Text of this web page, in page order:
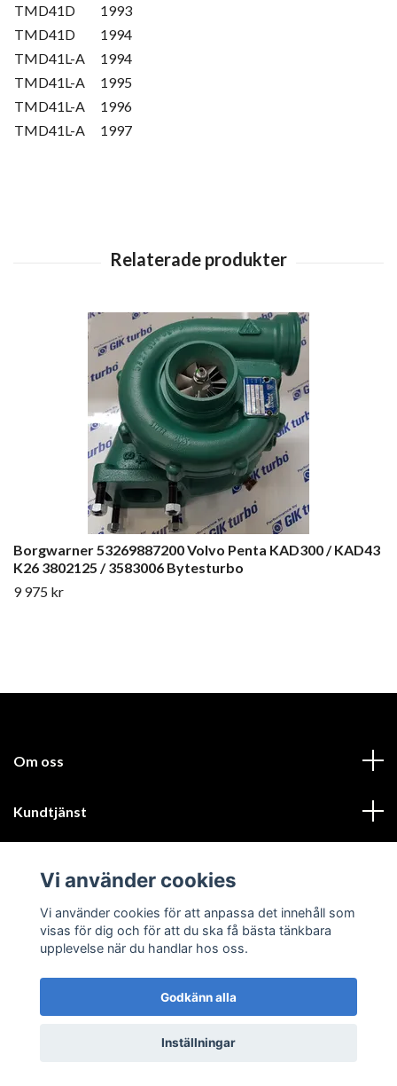
TMD41D
1993
TMD41D
1994
TMD41L-A
1994
TMD41L-A
1995
TMD41L-A
1996
TMD41L-A
1997
Borgwarner 53269887200 Volvo Penta KAD300 / KAD43
K26 3802125 / 3583006 Bytesturbo
9 975 kr
Om oss
Kundtjänst
Sociala medier
© 2026 GIK Turbo AB
Vi använder cookies
Vi använder cookies för att anpassa det innehåll som
visas för dig och för att du ska få bästa tänkbara
upplevelse när du handlar hos oss.
Godkänn alla
Inställningar